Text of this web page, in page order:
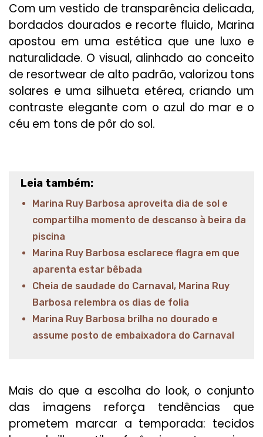
Com um vestido de transparência delicada,
bordados dourados e recorte fluido, Marina
apostou em uma estética que une luxo e
naturalidade. O visual, alinhado ao conceito
de resortwear de alto padrão, valorizou tons
solares e uma silhueta etérea, criando um
contraste elegante com o azul do mar e o
céu em tons de pôr do sol.
Leia também:
Marina Ruy Barbosa aproveita dia de sol e
compartilha momento de descanso à beira da
piscina
Marina Ruy Barbosa esclarece flagra em que
aparenta estar bêbada
Cheia de saudade do Carnaval, Marina Ruy
Barbosa relembra os dias de folia
Marina Ruy Barbosa brilha no dourado e
assume posto de embaixadora do Carnaval
Mais do que a escolha do look, o conjunto
das imagens reforça tendências que
prometem marcar a temporada: tecidos